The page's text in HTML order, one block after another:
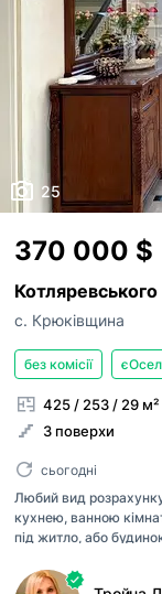
25
370 000 $
Котляревського
с. Крюківщина
без комісії
425 / 253 / 29 м²
3 поверхи
сьогодні
Любий вид
кухнею, ванною
під житло, або
бомбосховищем,